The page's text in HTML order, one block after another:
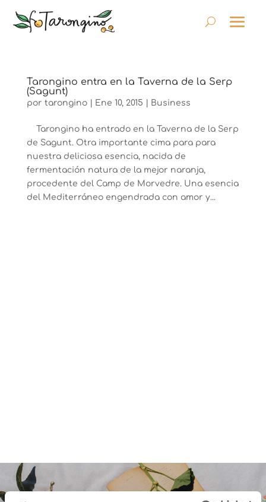
Tarongino entra en la Taverna de la Serp
(Sagunt)
por tarongino| Ene 10, 2015 Business
Tarongino ha entrado en la Taverna de la Serp
de Sagunt. Otra importante cima para para
nuestra deliciosa esencia, nacida de
fermentación natura de la mejor naranja,
procedente del Camp de Morvedre. Una esencia
del Mediterráneo engendrada con amor y...